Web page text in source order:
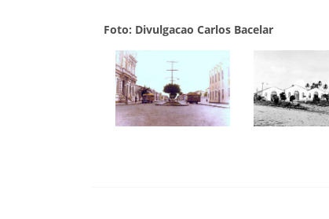
Foto: Divulgacao Carlos Bacelar